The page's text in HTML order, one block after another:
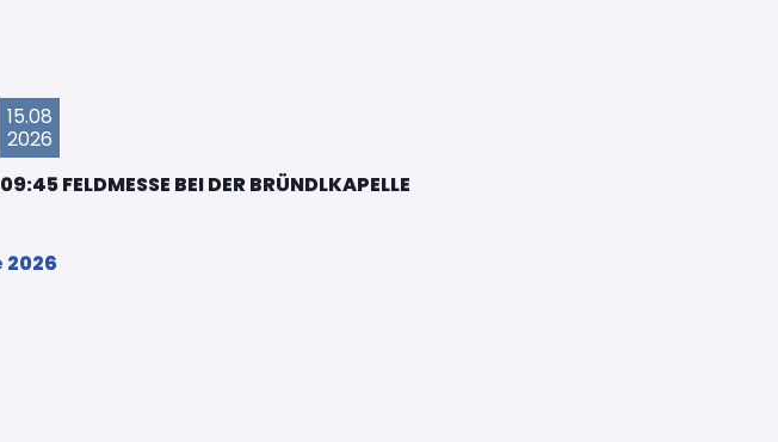
15.08
2026
09:45 FELDMESSE BEI DER BRÜNDLKAPELLE